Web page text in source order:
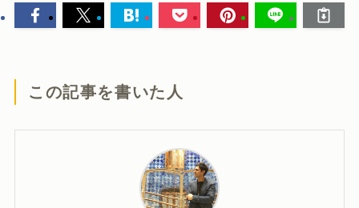
この記事を書いた人